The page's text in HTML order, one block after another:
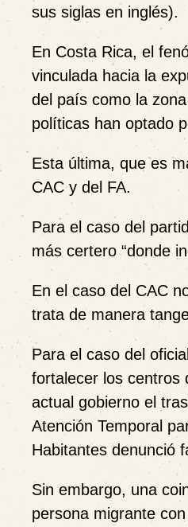
sus siglas en inglés).
En Costa Rica, el
vinculada hacia la
del país como la
políticas han optado
Esta última, que es
CAC y del FA.
Para el caso del
más certero “donde
En el caso del CAC
trata de manera
Para el caso del
fortalecer los centros
actual gobierno el
Atención Temporal
Habitantes denunció
Sin embargo, una
persona migrante